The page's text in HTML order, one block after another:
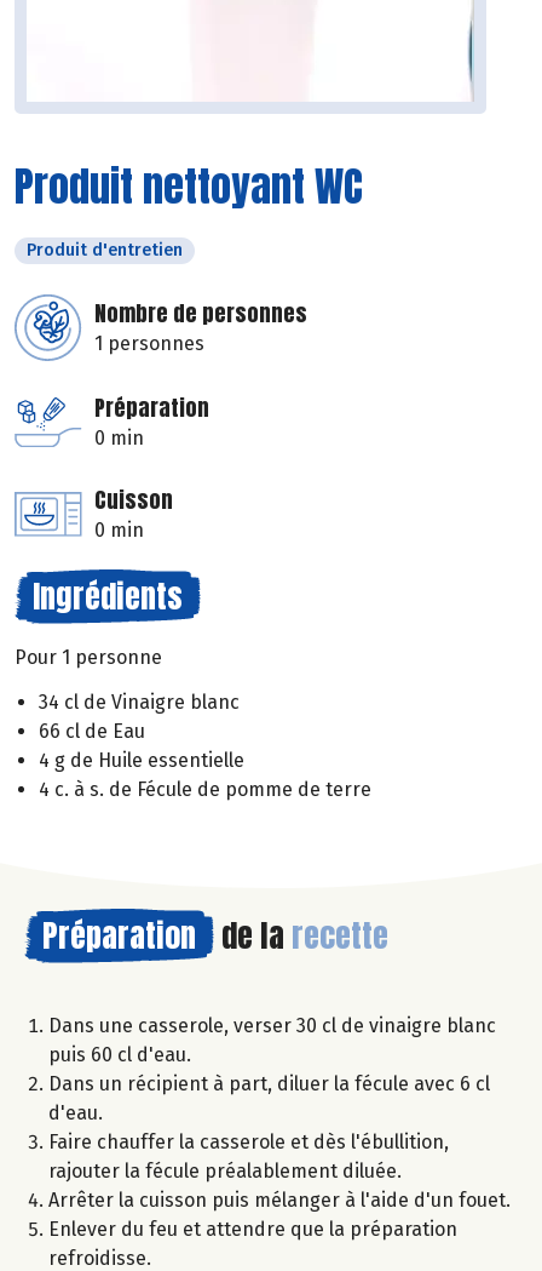
Produit nettoyant WC
Produit d'entretien
Nombre de personnes
1 personnes
Préparation
0 min
Cuisson
0 min
Ingrédients
Pour 1 personne
34 cl de Vinaigre blanc
66 cl de Eau
4 g de Huile essentielle
4 c. à s. de Fécule de pomme de terre
Préparation de la recette
Dans une casserole, verser 30 cl de vinaigre blanc
puis 60 cl d'eau.
Dans un récipient à part, diluer la fécule avec 6 cl
d'eau.
Faire chauffer la casserole et dès l'ébullition,
rajouter la fécule préalablement diluée.
Arrêter la cuisson puis mélanger à l'aide d'un fouet.
Enlever du feu et attendre que la préparation
refroidisse.